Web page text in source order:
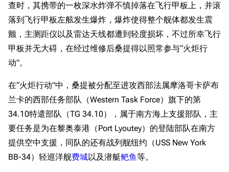
查时，其携带的一枚深水炸弹不慎掉落在飞行甲板上，并滚
落到飞行甲板左舷发生爆炸，爆炸使得整个舰体都发生震
颤，主测距仪以及雷达天线都遭到轻度损坏，不过所幸飞行
甲板并无大碍，在经过维修后桑提得以照常参与“火炬行
动”。
在“火炬行动”中，桑提被分配至进攻西部法属摩洛哥卡萨布
兰卡的西部任务部队（Western Task Force）旗下的第
34.10特遣部队（TG 34.10），属于南方海上支援部队，主
要任务是为在黎奥泰港（Port Lyoutey）的登陆部队在南方
提供空中支援，同队的还有战列舰纽约（USS New York
BB-34）轻巡洋舰费城以及潜艇鲃鱼等。